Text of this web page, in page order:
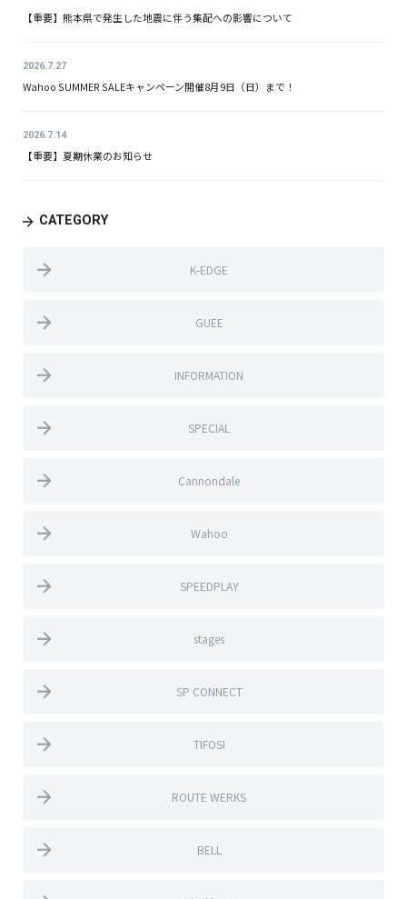
【重要】熊本県で発生した地震に伴う集配への影響について
2026.7.27
Wahoo SUMMER SALEキャンペーン開催8月9日（日）まで！
2026.7.14
【重要】夏期休業のお知らせ
CATEGORY
K-EDGE
GUEE
INFORMATION
SPECIAL
Cannondale
Wahoo
SPEEDPLAY
stages
SP CONNECT
TIFOSI
ROUTE WERKS
BELL